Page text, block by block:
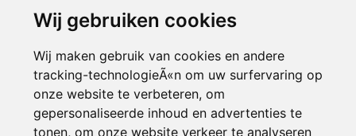
Wij gebruiken cookies
Wij maken gebruik van cookies en andere
tracking-technologieÃ«n om uw surfervaring op
onze website te verbeteren, om
gepersonaliseerde inhoud en advertenties te
tonen, om onze website verkeer te analyseren
de code te wijzigen.